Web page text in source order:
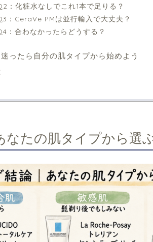
：化粧水なしでこれ1本で足りる？
：CeraVe PMは並行輸入で大丈夫？
：合わなかったらどうする？
ったら自分の肌タイプから始めよう
なたの肌タイプから選